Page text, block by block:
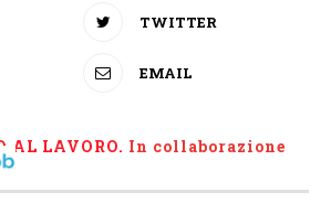
TWITTER
EMAIL
AL LAVORO. In collaborazione